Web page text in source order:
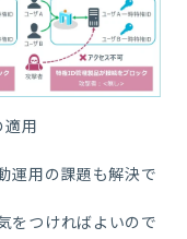
適用
運用の課題も解決で
をつければよいので